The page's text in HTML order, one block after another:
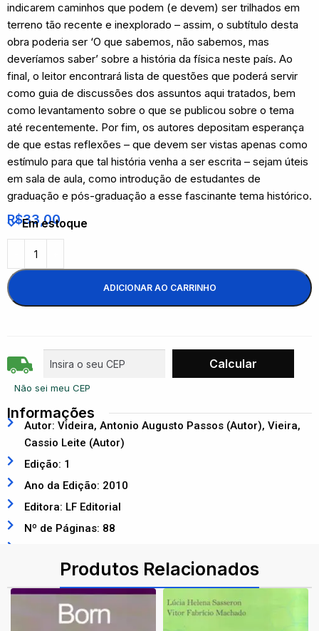
indicarem caminhos que podem (e devem) ser trilhados em
terreno tão recente e inexplorado – assim, o subtítulo desta
obra poderia ser ‘O que sabemos, não sabemos, mas
deveríamos saber’ sobre a história da física neste país. Ao
final, o leitor encontrará lista de questões que poderá servir
como guia de discussões dos assuntos aqui tratados, bem
como levantamento sobre o que se publicou sobre o tema
até recentemente. Por fim, os autores depositam esperança
de que estas reflexões – que devem ser vistas apenas como
estímulo para que tal história venha a ser escrita – sejam úteis
em sala de aula, como introdução de estudantes de
graduação e pós-graduação a esse fascinante tema histórico.
R$33,00
Em estoque
ADICIONAR AO CARRINHO
Não sei meu CEP
Informações
Autor: Videira, Antonio Augusto Passos (Autor), Vieira,
Cassio Leite (Autor)
Edição: 1
Ano da Edição: 2010
Editora: LF Editorial
Nº de Páginas: 88
Produtos Relacionados